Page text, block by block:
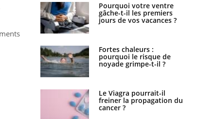
: ce qui
en
t-elle
Pourquoi votre ventre
gâche-t-il les premiers
jours de vos vacances ?
Fortes chaleurs :
pourquoi le risque de
noyade grimpe-t-il ?
Le Viagra pourrait-il
freiner la propagation du
cancer ?